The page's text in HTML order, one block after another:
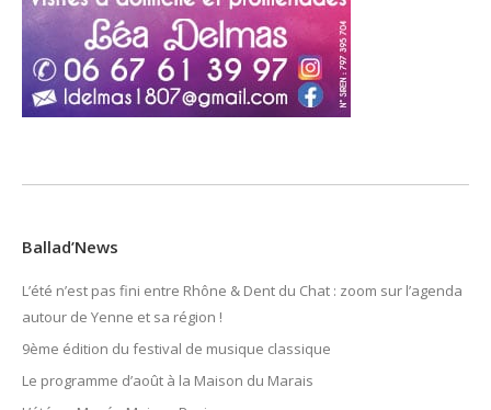
Ballad’News
L’été n’est pas fini entre Rhône & Dent du Chat : zoom sur l’agenda
autour de Yenne et sa région !
9ème édition du festival de musique classique
Le programme d’août à la Maison du Marais